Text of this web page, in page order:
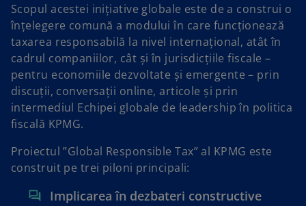
y
V
i
Scopul acestei inițiative globale este de a construi o
înțelegere comună a modului în care funcționează
taxarea responsabilă la nivel internațional, atât în
cadrul companiilor, cât și în jurisdicțiile fiscale –
pentru economiile dezvoltate și emergente – prin
discuții, conversații online, articole și prin
intermediul Echipei globale de leadership în politica
fiscală KPMG.
Proiectul ”Global Responsible Tax” al KPMG este
construit pe trei piloni principali:
Implicarea în dezbateri constructive